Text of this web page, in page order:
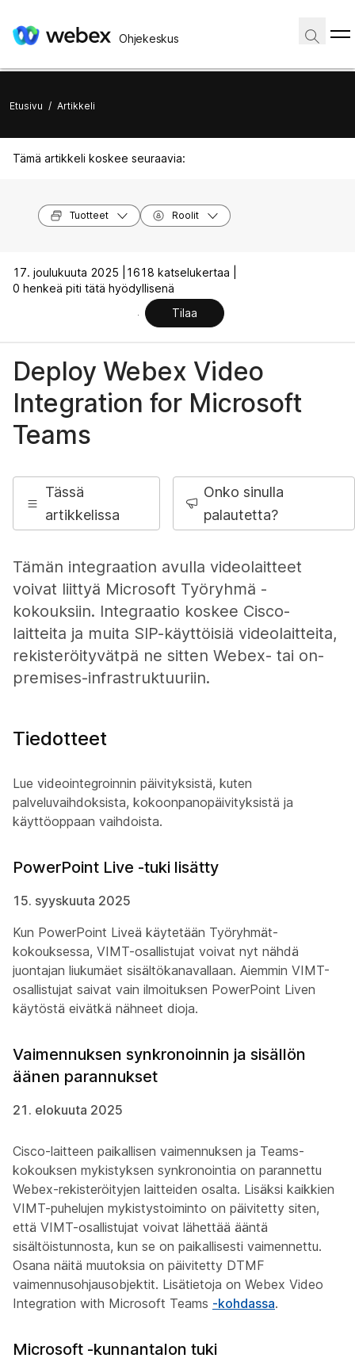
Ohjekeskus
Etusivu / Artikkeli
Tämä artikkeli koskee seuraavia:
Tuotteet Roolit
17. joulukuuta 2025 |
1618 katselukertaa |
0 henkeä piti tätä hyödyllisenä
Tilaa
Deploy Webex Video
Integration for Microsoft
Teams
Tässä
artikkelissa
Onko sinulla
palautetta?
Tämän integraation avulla videolaitteet
voivat liittyä Microsoft Työryhmä -
kokouksiin. Integraatio koskee Cisco-
laitteita ja muita SIP-käyttöisiä videolaitteita,
rekisteröityvätpä ne sitten Webex- tai on-
premises-infrastruktuuriin.
Tiedotteet
Lue videointegroinnin päivityksistä, kuten
palveluvaihdoksista, kokoonpanopäivityksistä ja
käyttöoppaan vaihdoista.
PowerPoint Live -tuki lisätty
15. syyskuuta 2025
Kun PowerPoint Liveä käytetään Työryhmät-
kokouksessa, VIMT-osallistujat voivat nyt nähdä
juontajan liukumäet sisältökanavallaan. Aiemmin VIMT-
osallistujat saivat vain ilmoituksen PowerPoint Liven
käytöstä eivätkä nähneet dioja.
Vaimennuksen synkronoinnin ja sisällön
äänen parannukset
21. elokuuta 2025
Cisco-laitteen paikallisen vaimennuksen ja Teams-
kokouksen mykistyksen synkronointia on parannettu
Webex-rekisteröityjen laitteiden osalta. Lisäksi kaikkien
VIMT-puhelujen mykistystoiminto on päivitetty siten,
että VIMT-osallistujat voivat lähettää ääntä
sisältöistunnosta, kun se on paikallisesti vaimennettu.
Osana näitä muutoksia on päivitetty DTMF
vaimennusohjausobjektit. Lisätietoja on Webex Video
Integration with Microsoft Teams -kohdassa.
Microsoft -kunnantalon tuki